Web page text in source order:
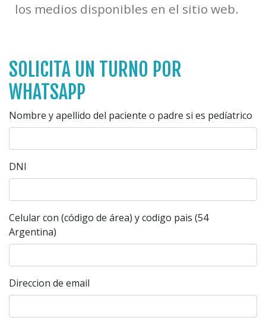
los medios disponibles en el sitio web.
SOLICITA UN TURNO POR
WHATSAPP
Nombre y apellido del paciente o padre si es pedíatrico
DNI
Celular con (código de área) y codigo pais (54
Argentina)
Direccion de email